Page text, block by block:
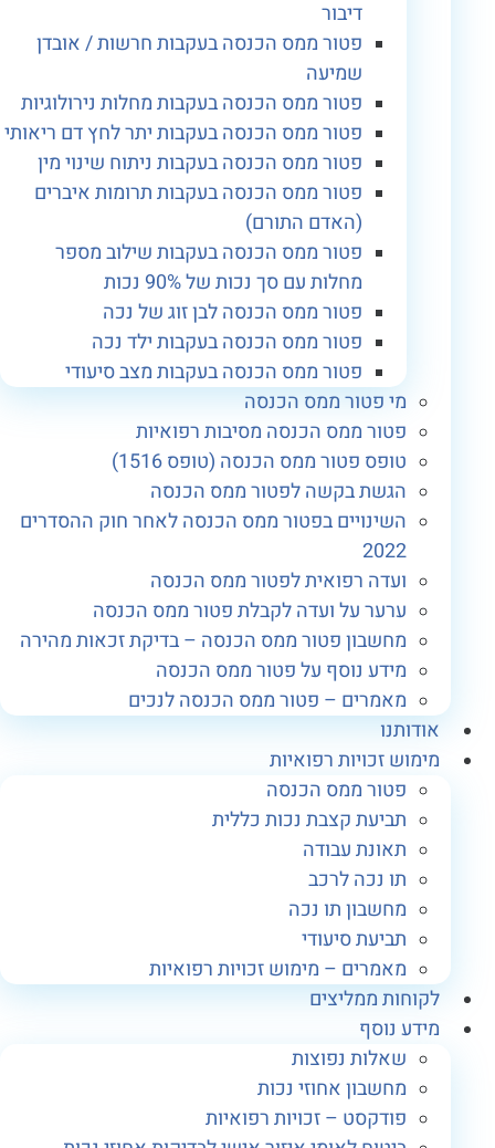
פטור ממס הכנסה בעקבות חרשות / אובדן
פטור ממס הכנסה בעקבות מחלות נירולוגיות
פטור ממס הכנסה בעקבות יתר לחץ דם ריאותי
פטור ממס הכנסה בעקבות ניתוח שינוי מין
פטור ממס הכנסה בעקבות תרומות איברים
(האדם התורם)
פטור ממס הכנסה בעקבות שילוב מספר
מחלות עם סך נכות של 90% נכות
פטור ממס הכנסה לבן זוג של נכה
פטור ממס הכנסה בעקבות ילד נכה
פטור ממס הכנסה בעקבות מצב סיעודי
מי פטור ממס הכנסה
פטור ממס הכנסה מסיבות רפואיות
טופס פטור ממס הכנסה (טופס 1516)
הגשת בקשה לפטור ממס הכנסה
השינויים בפטור ממס הכנסה לאחר חוק ההסדרים
ועדה רפואית לפטור ממס הכנסה
ערער על ועדה לקבלת פטור ממס הכנסה
מחשבון פטור ממס הכנסה – בדיקת זכאות מהירה
מידע נוסף על פטור ממס הכנסה
מאמרים – פטור ממס הכנסה לנכים
זכויות רפואיות
פטור ממס הכנסה
תביעת קצבת נכות כללית
תאונת עבודה
תו נכה לרכב
מחשבון תו נכה
תביעת סיעודי
מאמרים – מימוש זכויות רפואיות
ממליצים
נוסף
שאלות נפוצות
מחשבון אחוזי נכות
פודקסט – זכויות רפואיות